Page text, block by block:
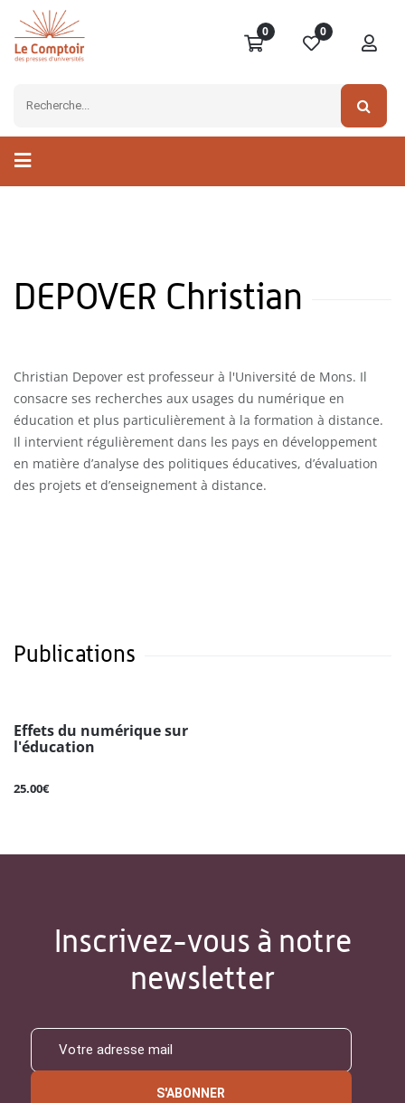
0 0
DEPOVER Christian
Christian Depover est professeur à l'Université de Mons. Il
consacre ses recherches aux usages du numérique en
éducation et plus particulièrement à la formation à distance.
Il intervient régulièrement dans les pays en développement
en matière d’analyse des politiques éducatives, d’évaluation
des projets et d’enseignement à distance.
Publications
Effets du numérique sur
l'éducation
25.00€
Inscrivez-vous à notre
newsletter
S'ABONNER